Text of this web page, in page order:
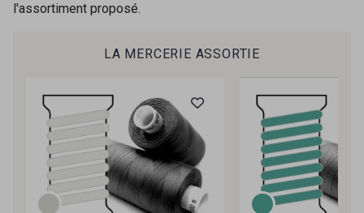
X20 - Blue Crystal
C19 - Marianne
V23 - Aurore fluo
W - Bougainvillée
S - Cerises
l'assortiment proposé.
LA MERCERIE ASSORTIE
Recevez chaque semaine un clin d’œil rempli de